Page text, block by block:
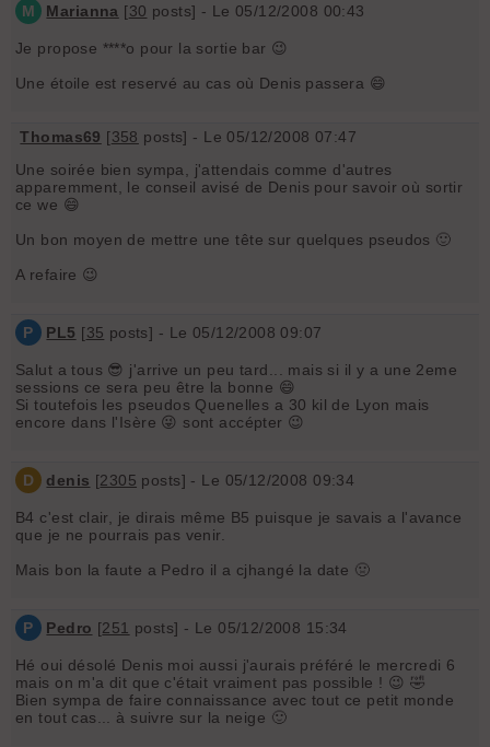
M Marianna [30 posts] - Le 05/12/2008 00:43
Je propose ****o pour la sortie bar 😉
Une étoile est reservé au cas où Denis passera 😄
Thomas69 [358 posts] - Le 05/12/2008 07:47
Une soirée bien sympa, j'attendais comme d'autres
apparemment, le conseil avisé de Denis pour savoir où sortir
ce we 😄
Un bon moyen de mettre une tête sur quelques pseudos 🙂
A refaire 😉
P PL5 [35 posts] - Le 05/12/2008 09:07
Salut a tous 😎 j'arrive un peu tard... mais si il y a une 2eme
sessions ce sera peu être la bonne 😄
Si toutefois les pseudos Quenelles a 30 kil de Lyon mais
encore dans l'Isère 😜 sont accépter 😉
D denis [2305 posts] - Le 05/12/2008 09:34
B4 c'est clair, je dirais même B5 puisque je savais a l'avance
que je ne pourrais pas venir.
Mais bon la faute a Pedro il a cjhangé la date 🤢
P Pedro [251 posts] - Le 05/12/2008 15:34
Hé oui désolé Denis moi aussi j'aurais préféré le mercredi 6
mais on m'a dit que c'était vraiment pas possible ! 😉 🤣
Bien sympa de faire connaissance avec tout ce petit monde
en tout cas... à suivre sur la neige 🙂